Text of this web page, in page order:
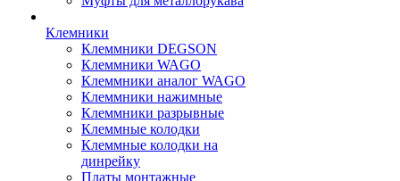
Клемники
Клеммники DEGSON
Клеммники WAGO
Клеммники аналог WAGO
Клеммники нажимные
Клеммники разрывные
Клеммные колодки
Клеммные колодки на
динрейку
Платы монтажные